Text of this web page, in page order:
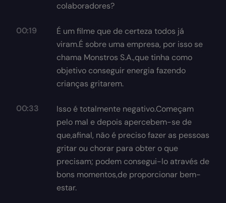
colaboradores?
00:19
É um filme que de certeza todos já
viram.É sobre uma empresa, por isso se
chama Monstros S.A.,que tinha como
objetivo conseguir energia fazendo
crianças gritarem.
00:33
Isso é totalmente negativo.Começam
pelo mal e depois apercebem-se de
que,afinal, não é preciso fazer as pessoas
gritar ou chorar para obter o que
precisam; podem consegui-lo através de
bons momentos,de proporcionar bem-
estar.